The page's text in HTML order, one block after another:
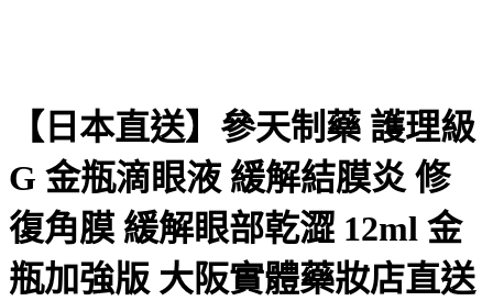
【日本直送】參天制藥 護理級
G 金瓶滴眼液 緩解結膜炎 修
復角膜 緩解眼部乾澀 12ml 金
瓶加強版 大阪實體藥妝店直送